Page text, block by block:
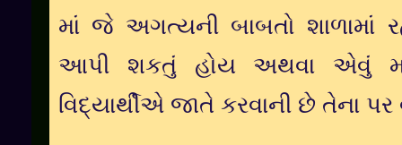
માં જે અગત્યની બાબતો શાળામાં
આપી
શકતું હોય અથવા એવું
વિદ્યાર્થીએ જાતે કરવાની છે તેના પર